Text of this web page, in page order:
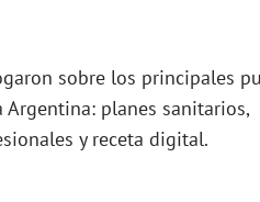
sobre los principales
Argentina: planes sanitarios,
y receta digital.